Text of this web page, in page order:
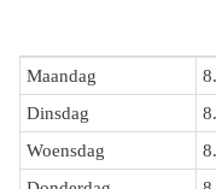
Maandag
Dinsdag
Woensdag